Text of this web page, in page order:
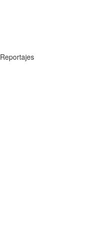
Reportajes